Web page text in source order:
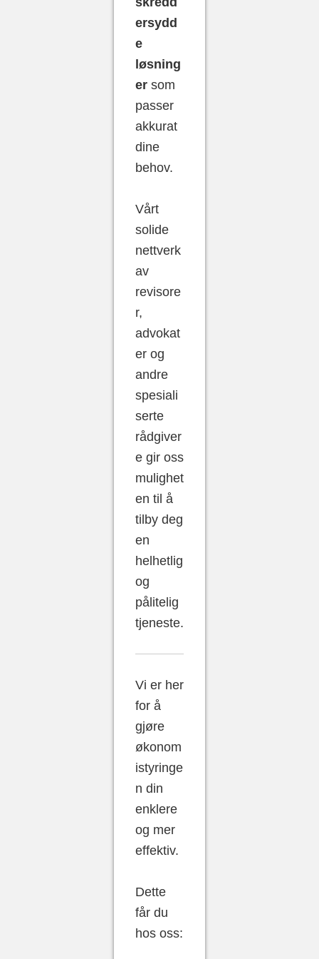
ersydd
e
løsning
er som
passer
akkurat
dine
behov.
Vårt
solide
nettverk
av
revisore
r,
advokat
er og
andre
spesiali
serte
rådgiver
e gir oss
mulighet
en til å
tilby deg
en
helhetlig
og
pålitelig
tjeneste.
Vi er her
for å
gjøre
økonom
istyringe
n din
enklere
og mer
effektiv.
Dette
får du
hos oss: